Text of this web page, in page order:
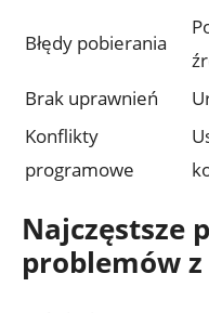
Błędy pobierania
Brak uprawnień
Konflikty
programowe
Najczęstsze
problemów